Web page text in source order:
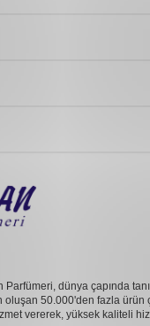
dünya çapında
oluşan 50.000'den fazla ürün
vererek, yüksek kaliteli